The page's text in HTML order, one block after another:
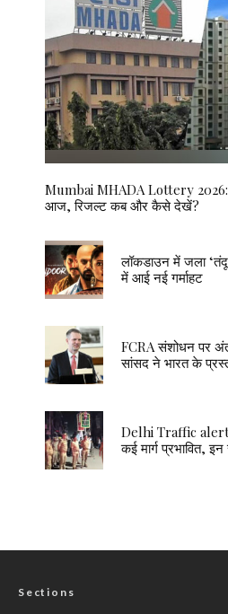
Mumbai MHADA Lottery 2026:
आज, रिजल्ट कब और कैसे देखें?
लॉकडाउन में जला
में आई नई गर्माहट
FCRA संशोधन पर
सांसद ने भारत के
Delhi Traffic
कई मार्ग प्रभावित,
Sections